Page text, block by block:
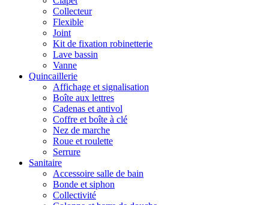
Collecteur
Flexible
Joint
Kit de fixation robinetterie
Lave bassin
Vanne
Quincaillerie
Affichage et signalisation
Boîte aux lettres
Cadenas et antivol
Coffre et boîte à clé
Nez de marche
Roue et roulette
Serrure
Sanitaire
Accessoire salle de bain
Bonde et siphon
Collectivité